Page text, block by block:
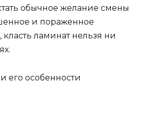
обычное желание смены
и пораженное
ламинат нельзя ни
его особенности